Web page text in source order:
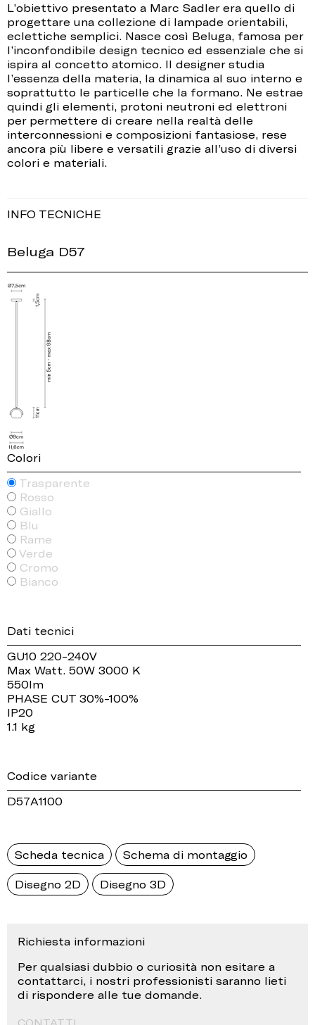
L’obiettivo presentato a Marc Sadler era quello di
progettare una collezione di lampade orientabili,
eclettiche semplici. Nasce così Beluga, famosa per
l’inconfondibile design tecnico ed essenziale che si
ispira al concetto atomico. Il designer studia
l’essenza della materia, la dinamica al suo interno e
soprattutto le particelle che la formano. Ne estrae
quindi gli elementi, protoni neutroni ed elettroni
per permettere di creare nella realtà delle
interconnessioni e composizioni fantasiose, rese
ancora più libere e versatili grazie all’uso di diversi
colori e materiali.
INFO TECNICHE
Beluga D57
Colori
Trasparente
Rosso
Giallo
Blu
Rame
Verde
Cromo
Bianco
Dati tecnici
GU10 220-240V
Max Watt. 50W 3000 K
550lm
PHASE CUT 30%-100%
IP20
1.1 kg
Codice variante
D57A1100
Scheda tecnica Schema di montaggio
Disegno 2D Disegno 3D
Richiesta informazioni
Per qualsiasi dubbio o curiosità non esitare a
contattarci, i nostri professionisti saranno lieti
di rispondere alle tue domande.
CONTATTI